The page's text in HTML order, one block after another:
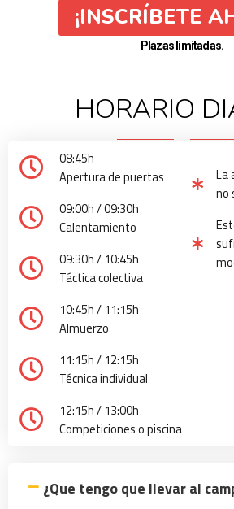
¡INSCRÍBETE
Plazas limitadas.
HORARIO
08:45h
Apertura de puertas
09:00h / 09:30h
Calentamiento
09:30h / 10:45h
Táctica colectiva
10:45h / 11:15h
Almuerzo
11:15h / 12:15h
Técnica individual
12:15h / 13:00h
Competiciones o piscina
La
no
¿Que tengo que llevar al